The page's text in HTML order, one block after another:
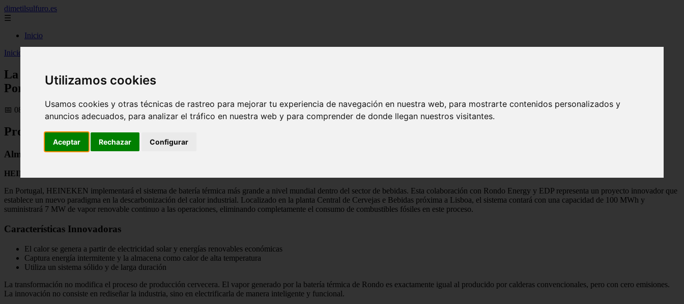
Utilizamos cookies
Usamos cookies y otras técnicas de rastreo para mejorar tu experiencia de navegación en nuestra web, para mostrarte contenidos personalizados y
anuncios adecuados, para analizar el tráfico en nuestra web y para comprender de donde llegan nuestros visitantes.
Aceptar Rechazar Configurar
dimetilsulfuro.es
☰
Inicio
Inicio
La batería térmica más grande de la industria de bebidas en todo el mundo producirá cerveza con vapor renovable 24/7 en
Portugal
📅 08/11/2025
Proyectos de Energía Sostenible
Almacenamiento Térmico Revolucionario en Portugal
HEINEKEN, Rondo y EDP
En Portugal, HEINEKEN implementará el sistema de batería térmica más grande a nivel mundial dentro del sector de bebidas. Esta colaboración con Rondo Energy y EDP representa un proyecto innovador que
establece un nuevo paradigma en la descarbonización del calor industrial. Localizado en la planta Central de Cervejas e Bebidas próxima a Lisboa, el sistema contará con una capacidad de 100 MWh y
suministrará 7 MW de vapor renovable continuo a las operaciones, eliminando completamente el consumo de combustibles fósiles en este proceso.
Características Innovadoras
El calor se genera a partir de electricidad solar y energías renovables económicas
Captura energía intermitente y la almacena como calor de alta temperatura
Utiliza un sistema sólido y de larga duración
La transformación no modifica el proceso de producción cervecera. El vapor generado por la batería térmica de Rondo es exactamente igual al producido por calderas convencionales, pero con cero emisiones.
La innovación no consiste en rediseñar la industria, sino en electrificarla de manera inteligente y funcional.